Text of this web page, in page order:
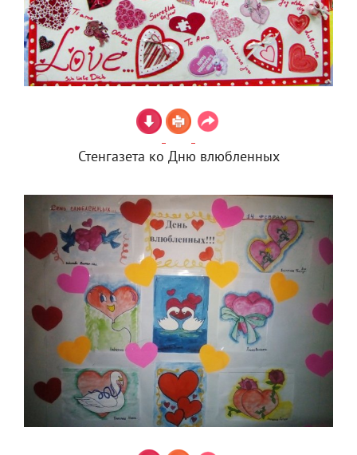
Стенгазета ко Дню влюбленных